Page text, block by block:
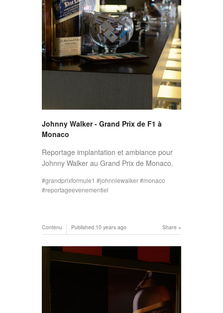
Johnny Walker - Grand Prix de F1 à
Monaco
Reportage implantation et ambiance pour
Johnny Walker au Grand Prix de Monaco.
grandprixformule1 johnniewalker
monaco
reportageevenementiel
Share
Contenu Published 10 years ago